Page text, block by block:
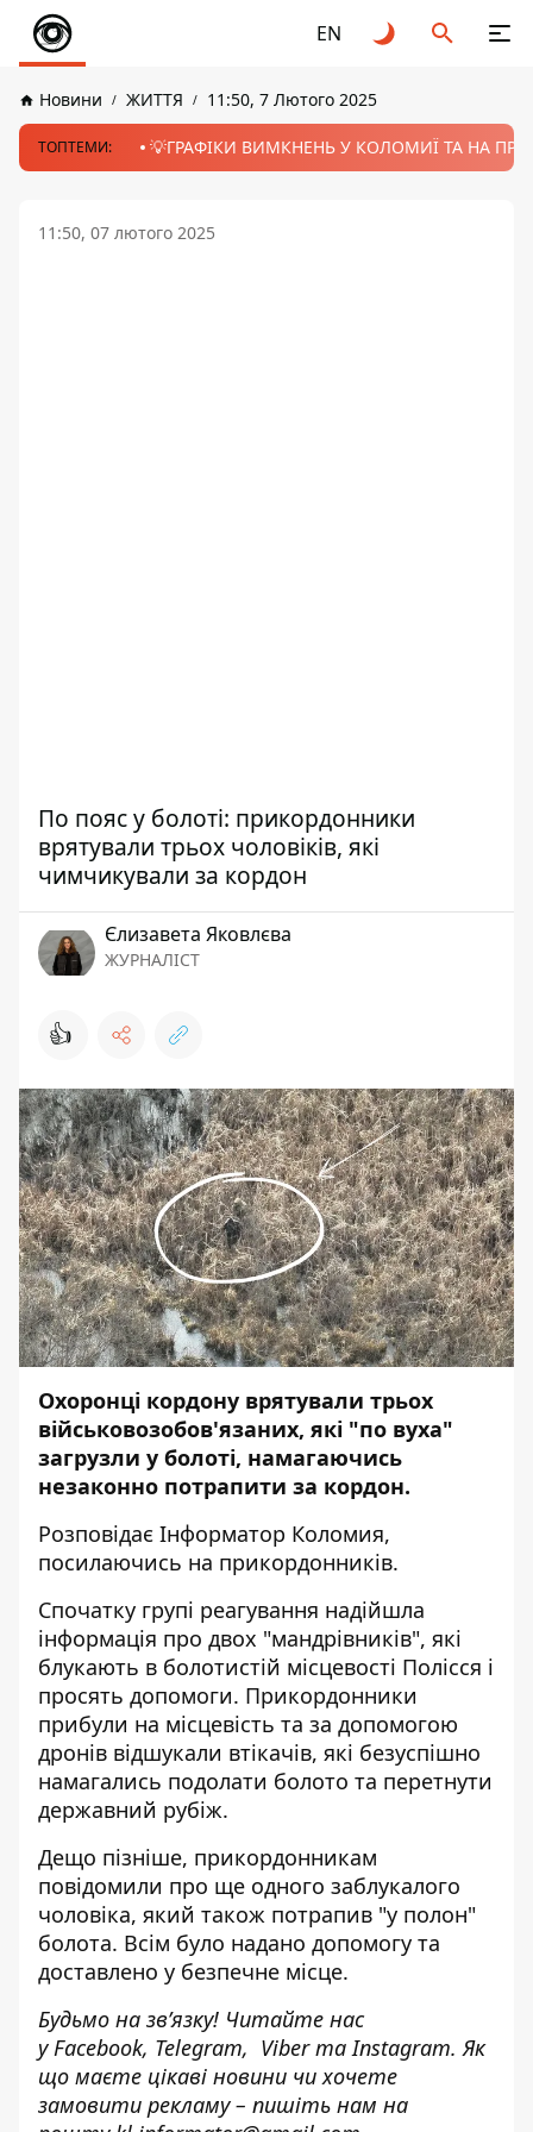
EN
Новини ЖИТТЯ 11:50, 7 Лютого 2025
ТОПТЕМИ: 💡ГРАФІКИ ВИМКНЕНЬ У КОЛОМИЇ ТА НА
11:50, 07 лютого 2025
По пояс у болоті: прикордонники
врятували трьох чоловіків, які
чимчикували за кордон
Єлизавета Яковлєва
ЖУРНАЛІСТ
👍
Охоронці кордону врятували трьох
військовозобов'язаних, які "по вуха"
загрузли у болоті, намагаючись
незаконно потрапити за кордон.
Розповідає Інформатор Коломия,
посилаючись на прикордонників.
Спочатку групі реагування надійшла
інформація про двох "мандрівників", які
блукають в болотистій місцевості Полісся і
просять допомоги. Прикордонники
прибули на місцевість та за допомогою
дронів відшукали втікачів, які безуспішно
намагались подолати болото та перетнути
державний рубіж.
Дещо пізніше, прикордонникам
повідомили про ще одного заблукалого
чоловіка, який також потрапив "у полон"
болота. Всім було надано допомогу та
доставлено у безпечне місце.
Будьмо на зв’язку! Читайте нас
уFacebook, Telegram, ViberтаInstagram. Як
що маєте цікаві новини чи хочете
замовити рекламу – пишіть нам на